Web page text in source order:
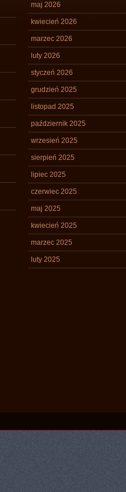
maj 2026
kwiecień 2026
marzec 2026
luty 2026
styczeń 2026
grudzień 2025
listopad 2025
październik 2025
wrzesień 2025
sierpień 2025
lipiec 2025
czerwiec 2025
maj 2025
kwiecień 2025
marzec 2025
luty 2025